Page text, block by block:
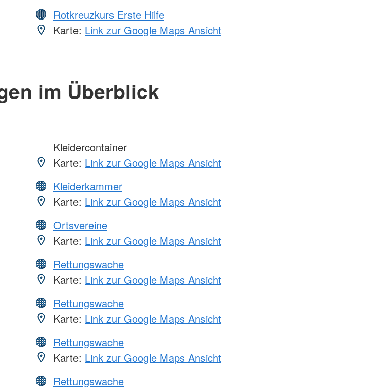
Rotkreuzkurs Erste Hilfe
Karte: Link zur Google Maps Ansicht
im Überblick
Kleidercontainer
Karte: Link zur Google Maps Ansicht
Kleiderkammer
Karte: Link zur Google Maps Ansicht
Ortsvereine
Karte: Link zur Google Maps Ansicht
Rettungswache
Karte: Link zur Google Maps Ansicht
Rettungswache
Karte: Link zur Google Maps Ansicht
Rettungswache
Karte: Link zur Google Maps Ansicht
Rettungswache